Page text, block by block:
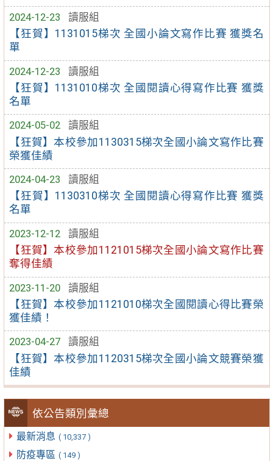
2024-12-23
讀服組
【狂賀】1131015梯次 全國小論文寫作比賽 獲獎名
單
2024-12-23
讀服組
【狂賀】1131010梯次 全國閱讀心得寫作比賽 獲獎
名單
2024-05-02
讀服組
【狂賀】本校參加1130315梯次全國小論文寫作比賽
榮獲佳績
2024-04-23
讀服組
【狂賀】1130310梯次 全國閱讀心得寫作比賽 獲獎
名單
2023-12-12
讀服組
【狂賀】本校參加1121015梯次全國小論文寫作比賽
奪得佳績
2023-11-20
讀服組
【狂賀】本校參加1121010梯次全國閱讀心得比賽榮
獲佳績！
2023-04-27
讀服組
【狂賀】本校參加1120315梯次全國小論文競賽榮獲
佳績
依公告類別彙總
最新消息 ( 10,337 )
防疫專區 ( 149 )